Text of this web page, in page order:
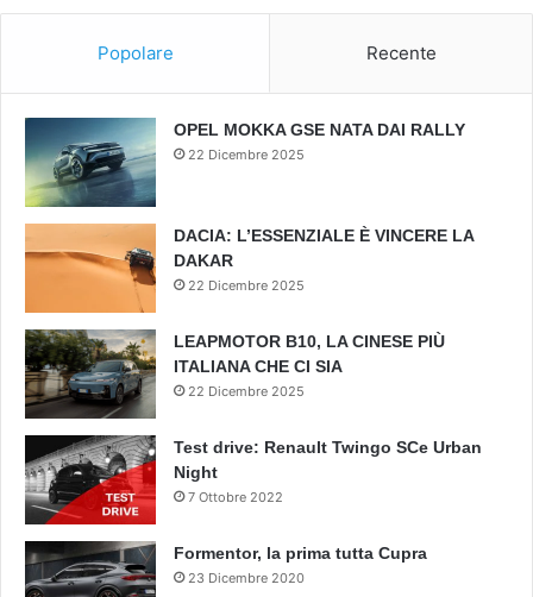
Popolare Recente
OPEL MOKKA GSE NATA DAI RALLY
22 Dicembre 2025
DACIA: L’ESSENZIALE È VINCERE LA
DAKAR
22 Dicembre 2025
LEAPMOTOR B10, LA CINESE PIÙ
ITALIANA CHE CI SIA
22 Dicembre 2025
Test drive: Renault Twingo SCe Urban
Night
7 Ottobre 2022
Formentor, la prima tutta Cupra
23 Dicembre 2020